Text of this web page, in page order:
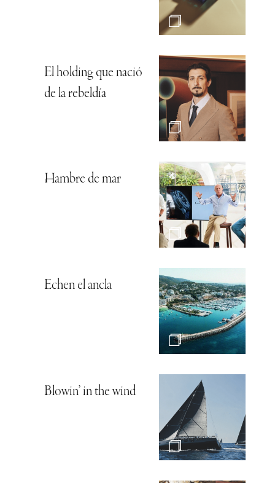
El holding que nació
de la rebeldía
Hambre de mar
Echen el ancla
Blowin’ in the wind